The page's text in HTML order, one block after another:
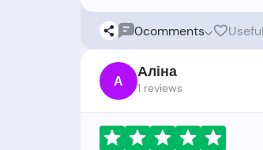
0comments Useful
А Аліна
1 reviews